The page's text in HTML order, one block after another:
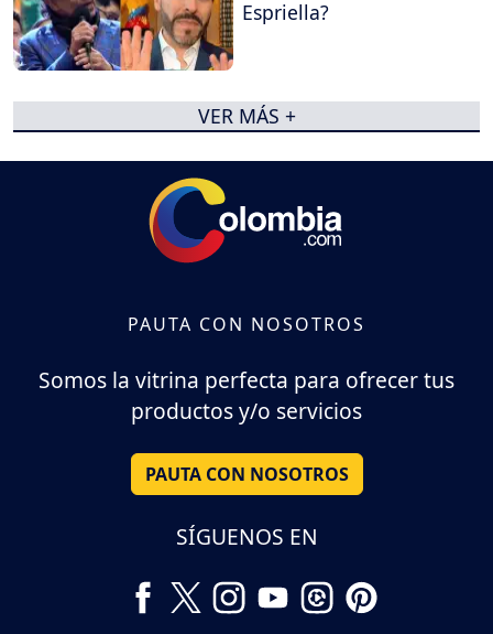
Espriella?
VER MÁS +
PAUTA CON NOSOTROS
Somos la vitrina perfecta para ofrecer tus
productos y/o servicios
PAUTA CON NOSOTROS
SÍGUENOS EN